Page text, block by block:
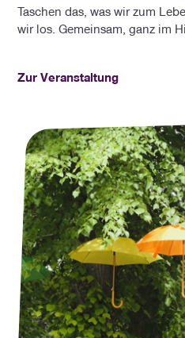
Taschen das, was wir zum
wir los. Gemeinsam, ganz im
Zur Veranstaltung